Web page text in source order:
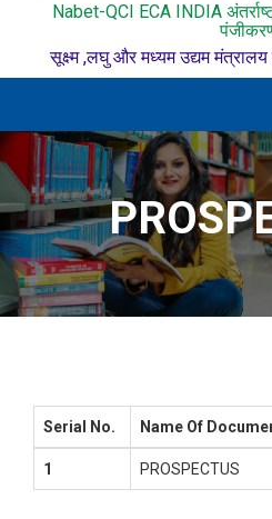
Nabet-QCI ECA INDIA
सूक्ष्म ,लघु और मध्यम उद्यम मंत्रालय
Serial No. Name Of
1 PROSPECTUS